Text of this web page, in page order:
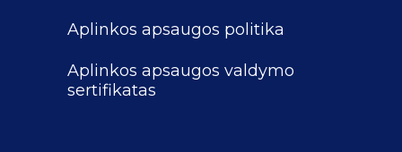
Aplinkos apsaugos politika
Aplinkos apsaugos valdymo
sertifikatas